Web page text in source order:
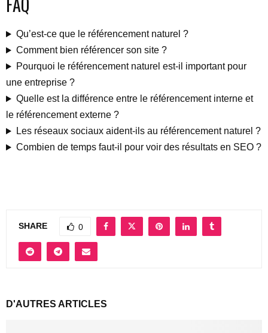
Qu’est-ce que le référencement naturel ?
Comment bien référencer son site ?
Pourquoi le référencement naturel est-il important pour
une entreprise ?
Quelle est la différence entre le référencement interne et
le référencement externe ?
Les réseaux sociaux aident-ils au référencement naturel ?
Combien de temps faut-il pour voir des résultats en SEO ?
SHARE 0
D'AUTRES ARTICLES